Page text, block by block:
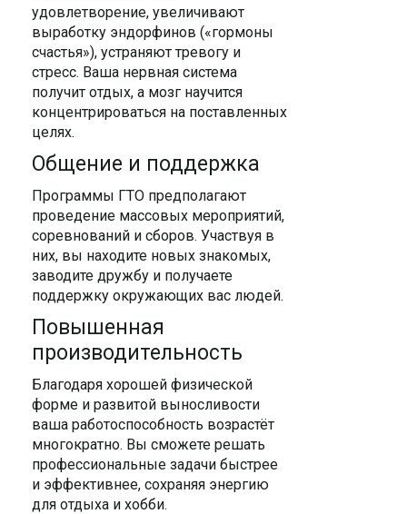
удовлетворение, увеличивают
выработку эндорфинов («гормоны
счастья»), устраняют тревогу и
стресс. Ваша нервная система
получит отдых, а мозг научится
концентрироваться на поставленных
целях.
Общение и поддержка
Программы ГТО предполагают
проведение массовых мероприятий,
соревнований и сборов. Участвуя в
них, вы находите новых знакомых,
заводите дружбу и получаете
поддержку окружающих вас людей.
Повышенная
производительность
Благодаря хорошей физической
форме и развитой выносливости
ваша работоспособность возрастёт
многократно. Вы сможете решать
профессиональные задачи быстрее
и эффективнее, сохраняя энергию
для отдыха и хобби.